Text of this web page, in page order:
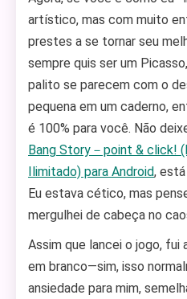
artístico, mas com muito
prestes a se tornar seu
sempre quis ser um
palito se parecem com o
pequena em um caderno,
é 100% para você. Não
Bang Story－point & click!
Ilimitado) para Android,
Eu estava cético, mas
mergulhei de cabeça no
Assim que lancei o jogo, fui
em branco—sim, isso
ansiedade para mim,